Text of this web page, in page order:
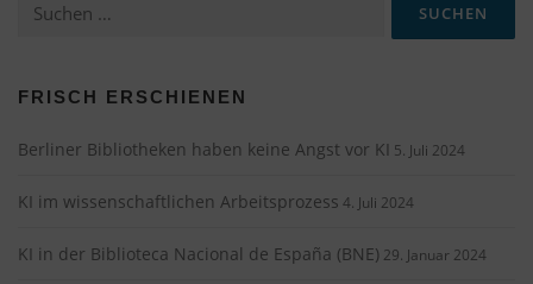
v
g
a
i
nach:
FRISCH ERSCHIENEN
Berliner Bibliotheken haben keine Angst vor KI 5. Juli 2024
KI im wissenschaftlichen Arbeitsprozess 4. Juli 2024
KI in der Biblioteca Nacional de España (BNE) 29. Januar 2024